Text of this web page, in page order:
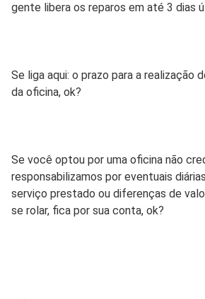
gente libera os reparos em até 3 dias
Se liga aqui: o prazo para a realização
da oficina, ok?
Se você optou por uma oficina não
responsabilizamos por eventuais
serviço prestado ou diferenças de
se rolar, fica por sua conta, ok?